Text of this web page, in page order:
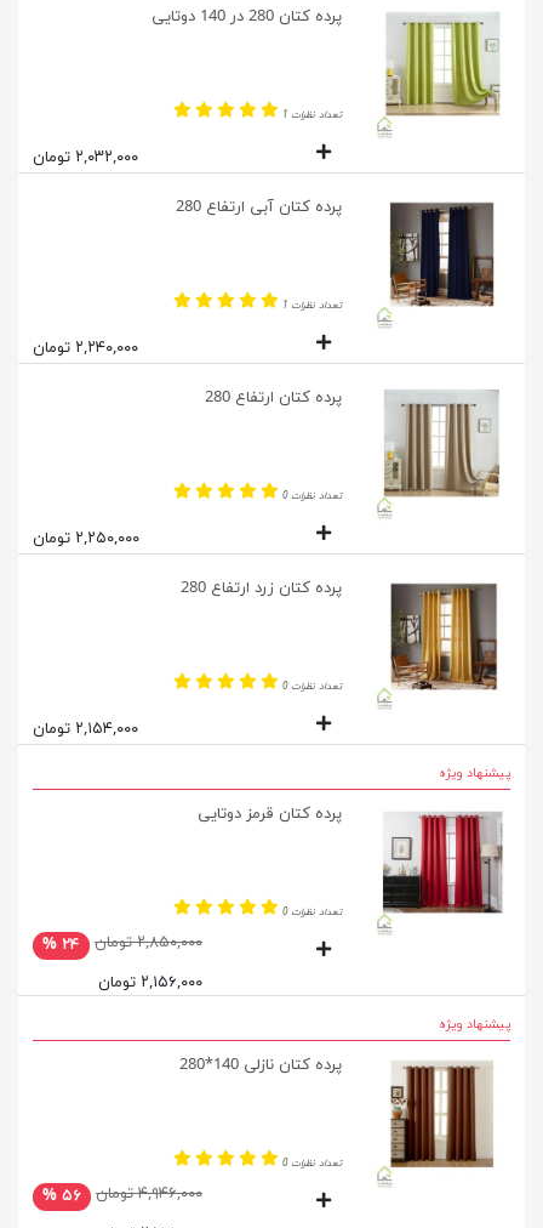
پرده کتان 280 در 140 دوتایی
تعداد نظرات 1
۲,۰۳۲,۰۰۰ تومان
پرده کتان آبی ارتفاع 280
تعداد نظرات 1
۲,۲۴۰,۰۰۰ تومان
پرده کتان ارتفاع 280
تعداد نظرات 0
۲,۲۵۰,۰۰۰ تومان
پرده کتان زرد ارتفاع 280
تعداد نظرات 0
۲,۱۵۴,۰۰۰ تومان
پیشنهاد ویژه
پرده کتان قرمز دوتایی
تعداد نظرات 0
۲,۸۵۰,۰۰۰ تومان
۲۴ %
۲,۱۵۶,۰۰۰ تومان
پیشنهاد ویژه
پرده کتان نازلی 140*280
تعداد نظرات 0
۴,۹۴۶,۰۰۰ تومان
۵۶ %